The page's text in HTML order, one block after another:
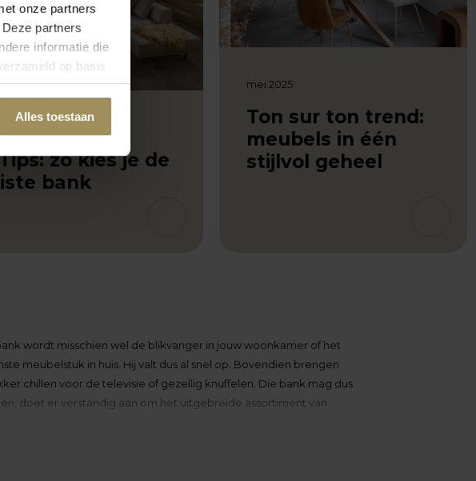
onze partners
partners
informatie die
op basis
Alles toestaan
zó kies je de
bank
mei 2025
Ton sur ton trend:
meubels in één
stijlvol geheel
wordt misschien wel de blikvanger in jouw woonkamer of het
meubelstuk in huis. Hij valt dus al snel op. Bovendien brengen
chillen voor de televisie of gezellig knuffelen. Die bank mag dus
doet er verstandig aan om het uitgebreide assortiment van
weten dat het aanbod aan banken, zowel in woonwinkels als
in Wonen nemen graag de tijd om je bij te staan in je zoektocht